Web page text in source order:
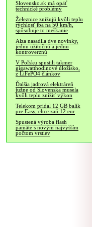
Slovensko.sk má opäť
technické problémy
Železnice znižujú kvôli teplu
rýchlosť iba na 50 km/h,
spôsobuje to meškanie
Alza nasadila dve novinky,
jednu užitočnú a jednu
kontroverznú
V Poľsku spustili takmer
gigawatthodinové úložisko,
z LiFePO4 článkov
Ďalšia jadrová elektráreň
južne od Slovenska musela
kvôli teplu znížiť výkon
Telekom pridal 12 GB balík
pre Easy, chce zaň 12 eur
Spustená výroba flash
pamäte s novým najvyšším
počtom vrstiev